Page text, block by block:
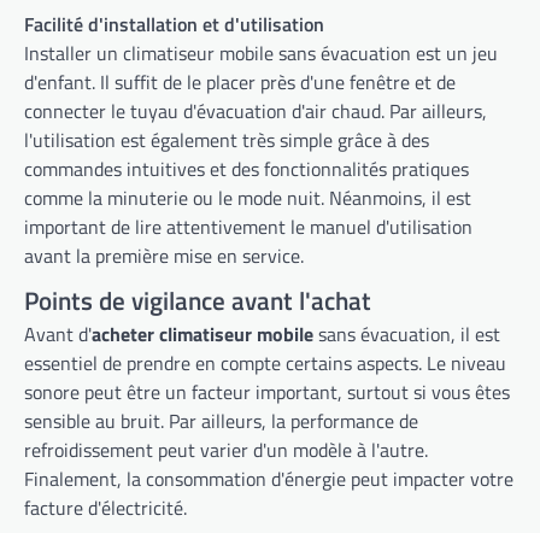
Facilité d'installation et d'utilisation
Installer un climatiseur mobile sans évacuation est un jeu
d'enfant. Il suffit de le placer près d'une fenêtre et de
connecter le tuyau d'évacuation d'air chaud. Par ailleurs,
l'utilisation est également très simple grâce à des
commandes intuitives et des fonctionnalités pratiques
comme la minuterie ou le mode nuit. Néanmoins, il est
important de lire attentivement le manuel d'utilisation
avant la première mise en service.
Points de vigilance avant l'achat
Avant d'acheter climatiseur mobilesans évacuation, il est
essentiel de prendre en compte certains aspects. Le niveau
sonore peut être un facteur important, surtout si vous êtes
sensible au bruit. Par ailleurs, la performance de
refroidissement peut varier d'un modèle à l'autre.
Finalement, la consommation d'énergie peut impacter votre
facture d'électricité.